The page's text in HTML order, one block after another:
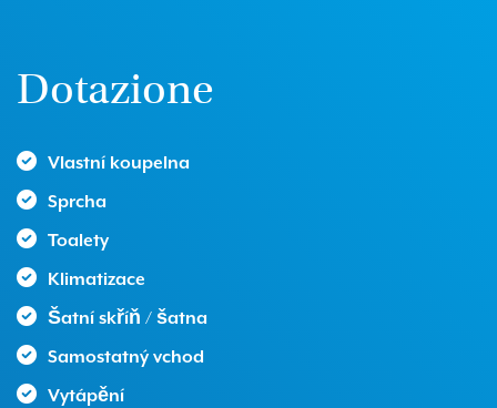
Dotazione
Vlastní koupelna
Sprcha
Toalety
Klimatizace
Šatní skříň / šatna
Samostatný vchod
Vytápění